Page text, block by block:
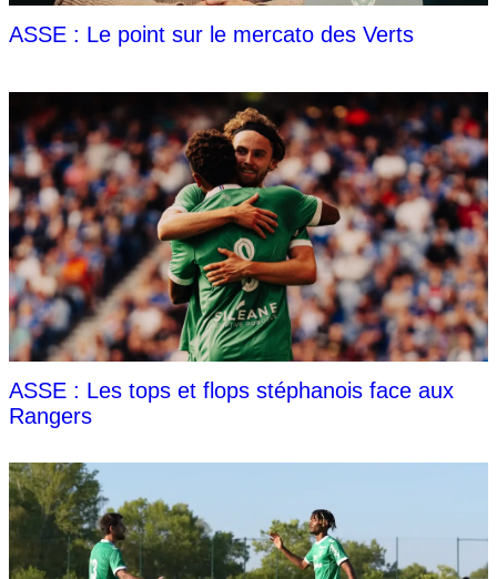
ASSE : Le point sur le mercato des Verts
ASSE : Les tops et flops stéphanois face aux
Rangers